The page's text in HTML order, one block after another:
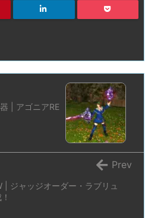
| アゴニアRE
| ジャッジオーダー・ラブリュ
Prev